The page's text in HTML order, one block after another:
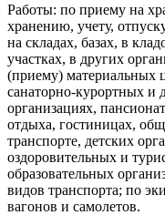
Работы: по приему на
хранению, учету,
на складах, базах, в
участках, в других
(приему) материальных
санаторно-курортных и
организациях,
отдыха, гостиницах,
транспорте, детских
оздоровительных и
образовательных
видов транспорта; по
вагонов и самолетов.